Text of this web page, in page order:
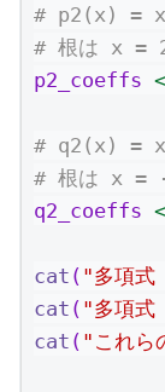
# p2(x) =
# 根は x =
p2_coeffs
# q2(x) =
# 根は x =
q2_coeffs
cat ( "多項
cat ( "多項
cat ( "これら